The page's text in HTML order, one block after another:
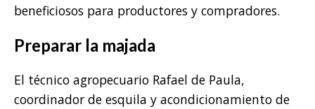
beneficiosos para productores y compradores.
Preparar la majada
El técnico agropecuario Rafael de Paula,
coordinador de esquila y acondicionamiento de